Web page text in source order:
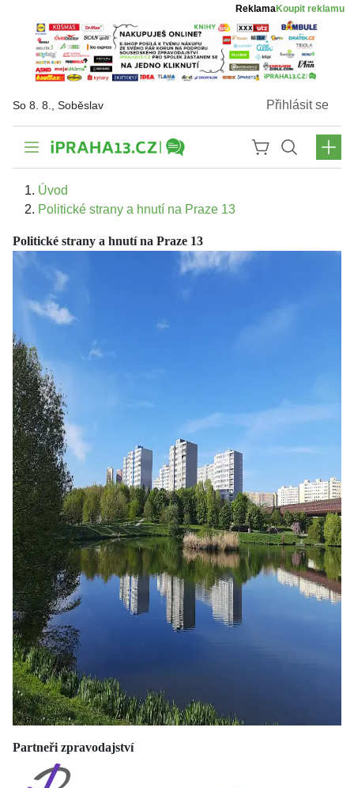
ReklamaKoupit reklamu
So 8. 8., Soběslav Přihlásit se
Úvod
Politické strany a hnutí na Praze 13
Politické strany a hnutí na Praze 13
Partneři zpravodajství